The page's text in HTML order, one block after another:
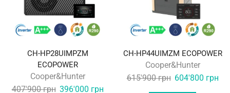
CH-HP28UIMPZM
ECOPOWER
Cooper&Hunter
407'900грн Original
396'000 грнCurrent
CH-HP44UIMZM ECOPOWER
Cooper&Hunter
615'900грн Original
price
604'800 грн